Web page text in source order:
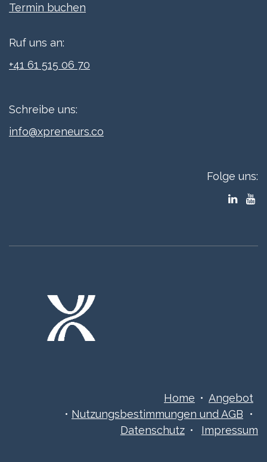
Termi​n buchen
Ruf uns an:
+41 61 515 06 70
Schreibe uns:
info@xpreneurs.co
Folge uns:
Home • Angebot
• Nutzungsbestimmungen ​​​und AGB •
Datenschutz • Impressum